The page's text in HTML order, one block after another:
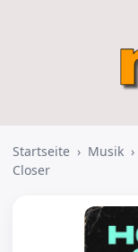
Startseite › Musik ›
Closer